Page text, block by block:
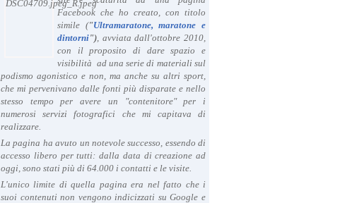
Facebook che ho creato, con titolo
simile ("Ultramaratone, maratone e
dintorni"), avviata dall'ottobre 2010,
con il proposito di dare spazio e
visibilità ad una serie di materiali sul
podismo agonistico e non, ma anche su altri sport,
che mi pervenivano dalle fonti più disparate e nello
stesso tempo per avere un "contenitore" per i
numerosi servizi fotografici che mi capitava di
realizzare.
La pagina ha avuto un notevole successo, essendo di
accesso libero per tutti: dalla data di creazione ad
oggi, sono stati più di 64.000 i contatti e le visite.
L'unico limite di quella pagina era nel fatto che i
suoi contenuti non vengono indicizzati su Google e